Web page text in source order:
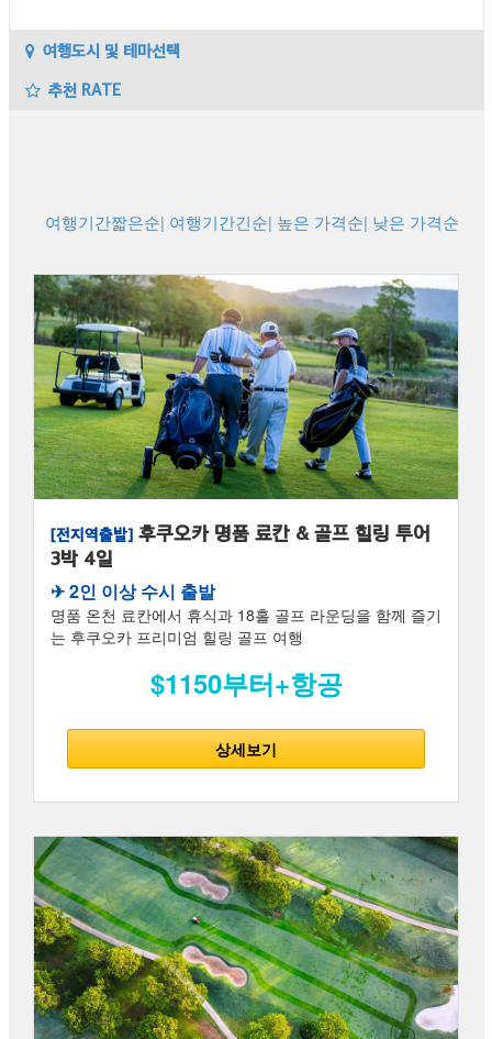
여행도시 및 테마선택
추천 RATE
여행기간짧은순| 여행기간긴순| 높은 가격순| 낮은 가격순
[전지역출발] 후쿠오카 명품 료칸 & 골프 힐링 투어
3박 4일
✈︎ 2인 이상 수시 출발
명품 온천 료칸에서 휴식과 18홀 골프 라운딩을 함께 즐기
는 후쿠오카 프리미엄 힐링 골프 여행
$1150부터+항공
상세보기